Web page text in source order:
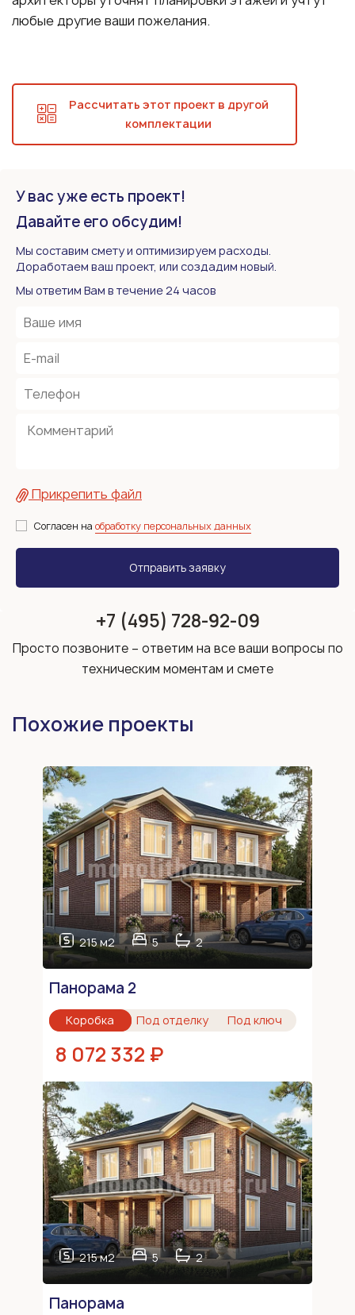
любые другие ваши пожелания.
Рассчитать этот проект в другой
комплектации
У вас уже есть проект!
Давайте его обсудим!
Мы составим смету и оптимизируем расходы.
Доработаем ваш проект, или создадим новый.
Мы ответим Вам в течение 24 часов
Прикрепить файл
Согласен на обработку персональных данных
+7 (495) 728-92-09
Просто позвоните – ответим на все ваши вопросы по
техническим моментам и смете
Похожие проекты
215 м2 5 2
Панорама 2
Коробка Под отделку Под ключ
8 072 332 ₽
215 м2 5 2
Панорама